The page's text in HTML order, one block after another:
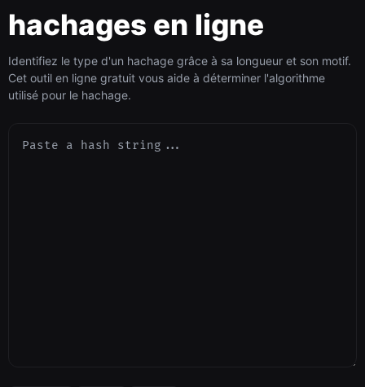
hachages en ligne
Identifiez le type d'un hachage grâce à sa longueur et son motif.
Cet outil en ligne gratuit vous aide à déterminer l'algorithme
utilisé pour le hachage.